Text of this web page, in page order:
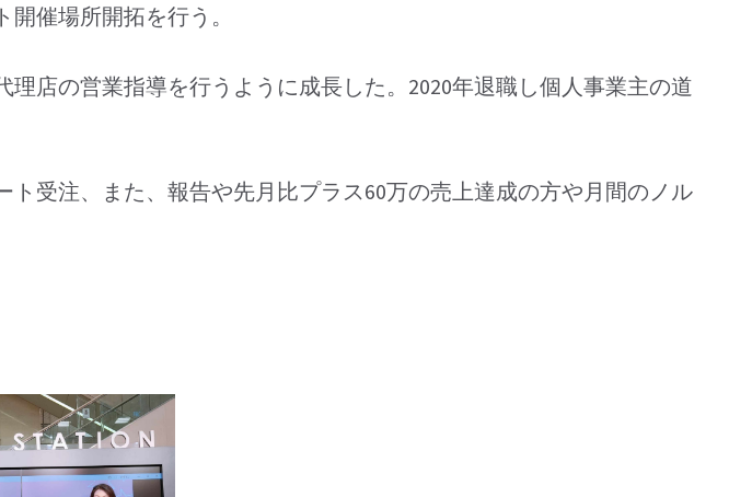
催場所開拓を行う。
店の営業指導を行うように成長した。2020年退職し個人事業主の道
受注、また、報告や先月比プラス60万の売上達成の方や月間のノル